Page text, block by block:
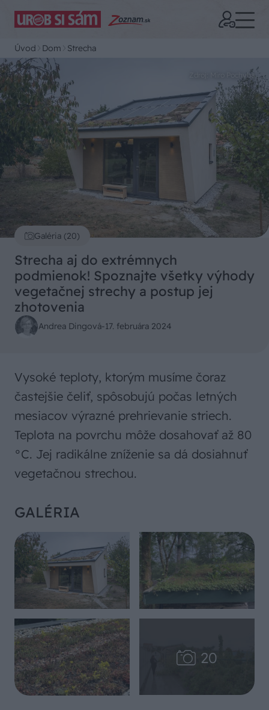
Úvod Dom Strecha
Galéria (20)
Zdroj: Miro Pochyba
Strecha aj do extrémnych
podmienok! Spoznajte všetky výhody
vegetačnej strechy a postup jej
zhotovenia
Andrea Dingová-17. februára 2024
Vysoké teploty, ktorým musíme čoraz
častejšie čeliť, spôsobujú počas letných
mesiacov výrazné prehrievanie striech.
Teplota na povrchu môže dosahovať až 80
°C. Jej radikálne zníženie sa dá dosiahnuť
vegetačnou strechou.
GALÉRIA